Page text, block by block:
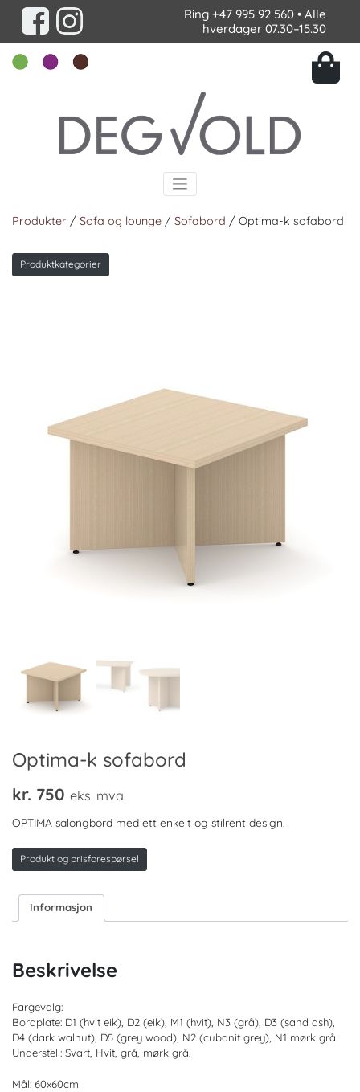
Ring +47 995 92 560 • Alle
hverdager 07.30–15.30
Produkter / Sofa og lounge / Sofabord / Optima-k sofabord
Produktkategorier
Optima-k sofabord
kr. 750 eks. mva.
OPTIMA salongbord med ett enkelt og stilrent design.
Produkt og prisforespørsel
Informasjon
Beskrivelse
Fargevalg:
Bordplate: D1 (hvit eik), D2 (eik), M1 (hvit), N3 (grå), D3 (sand ash),
D4 (dark walnut), D5 (grey wood), N2 (cubanit grey), N1 mørk grå.
Understell: Svart, Hvit, grå, mørk grå.
Mål: 60x60cm